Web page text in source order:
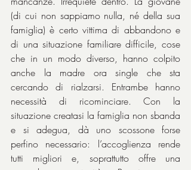
(di cui non sappiamo nulla, né della sua
famiglia) è certo vittima di abbandono e
di una situazione familiare difficile, cose
che in un modo diverso, hanno colpito
anche la madre ora single che sta
cercando di rialzarsi. Entrambe hanno
necessità di ricominciare. Con la
situazione creatasi la famiglia non sbanda
e si adegua, dà uno scossone forse
perfino necessario: l’accoglienza rende
tutti migliori e, soprattutto offre una